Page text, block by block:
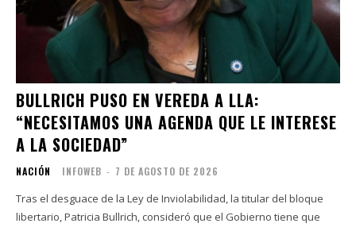
BULLRICH PUSO EN VEREDA A LLA:
“NECESITAMOS UNA AGENDA QUE LE INTERESE
A LA SOCIEDAD”
NACIÓN INFOWEB - 7 DE AGOSTO DE 2026
Tras el desguace de la Ley de Inviolabilidad, la titular del bloque
libertario, Patricia Bullrich, consideró que el Gobierno tiene que